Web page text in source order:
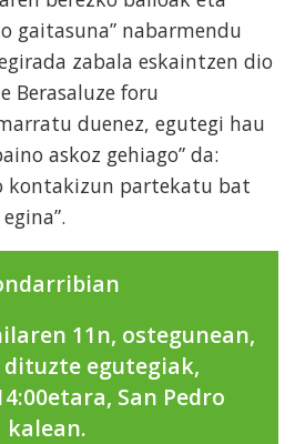
gaitasuna” nabarmendu
zabala eskaintzen dio
Berasaluze foru
duenez, egutegi hau
askoz gehiago” da:
kontakizun partekatu bat
11n, ostegunean,
egutegiak,
San Pedro
kalean.